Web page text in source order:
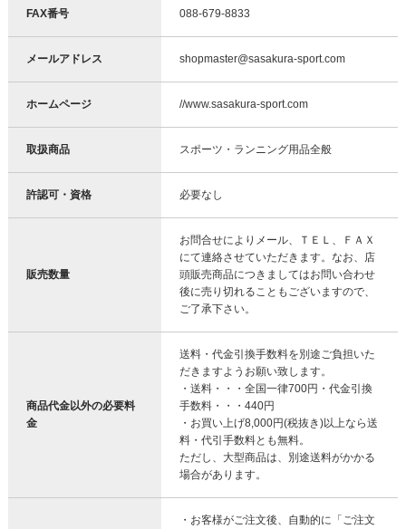
FAX番号 088-679-8833
メールアドレス shopmaster@sasakura-sport.com
ホームページ //www.sasakura-sport.com
取扱商品 スポーツ・ランニング用品全般
許認可・資格 必要なし
販売数量
お問合せによりメール、ＴＥＬ、ＦＡＸ
にて連絡させていただきます。なお、店
頭販売商品につきましてはお問い合わせ
後に売り切れることもございますので、
ご了承下さい。
商品代金以外の必要料
金
送料・代金引換手数料を別途ご負担いた
だきますようお願い致します。
・送料・・・全国一律700円・代金引換
手数料・・・440円
・お買い上げ8,000円(税抜き)以上なら送
料・代引手数料とも無料。
ただし、大型商品は、別途送料がかかる
場合があります。
・お客様がご注文後、自動的に「ご注文